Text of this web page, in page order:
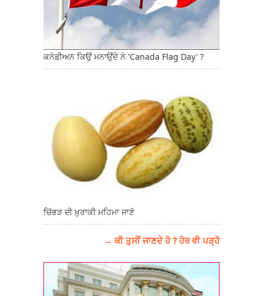
ਕਨੇਡੀਅਨ ਕਿਉਂ ਮਨਾਉਂਦੇ ਨੇ 'Canada Flag Day' ?
ਚਿੱਭੜ ਦੀ ਖ਼ੁਰਾਕੀ ਮਹਿਮਾ ਜਾਣੋ
→ ਕੀ ਤੁਸੀਂ ਜਾਣਦੇ ਹੋ ? ਹੋਰ ਵੀ ਪੜ੍ਹੋ